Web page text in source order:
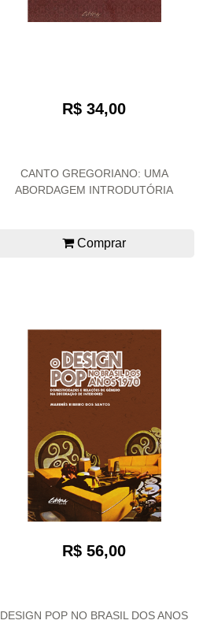
R$ 34,00
CANTO GREGORIANO: UMA
ABORDAGEM INTRODUTÓRIA
Comprar
R$ 56,00
DESIGN POP NO BRASIL DOS ANOS